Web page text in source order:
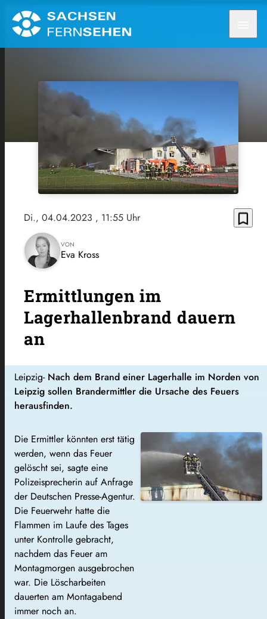
Di., 04.04.2023 , 11:55 Uhr bookmark_border
VON
Eva Kross
Ermittlungen im
Lagerhallenbrand dauern
an
Leipzig- Nach dem Brand einer Lagerhalle im Norden von
Leipzig sollen Brandermittler die Ursache des Feuers
herausfinden.
Die Ermittler könnten erst tätig
werden, wenn das Feuer
gelöscht sei, sagte eine
Polizeisprecherin auf Anfrage
der Deutschen Presse-Agentur.
Die Feuerwehr hatte die
Flammen im Laufe des Tages
unter Kontrolle gebracht,
nachdem das Feuer am
Montagmorgen ausgebrochen
war. Die Löscharbeiten
dauerten am Montagabend
immer noch an.